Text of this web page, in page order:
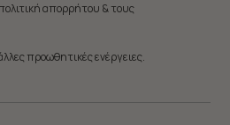
απορρήτου & τους
προωθητικές ενέργειες.